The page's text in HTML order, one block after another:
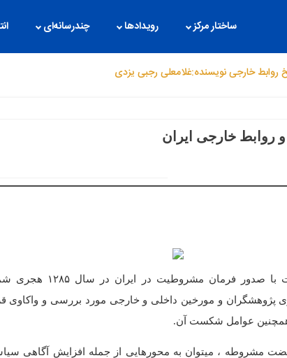
ساختار مرکز رویدادها چندرسانه‌ای
روابط خارجینویسنده:غلامعلی رجبی یزدی
روابط خارجی ایران
چهارده مرداد ماه ، مصادف است
پژوهشگران و مورخین داخلی و خارجی مورد بررسی و واکاوی
همچنین عوامل شکست آن.
نهضت مشروطه ، میتوان به محورهایی از جمله افزایش آگاهی